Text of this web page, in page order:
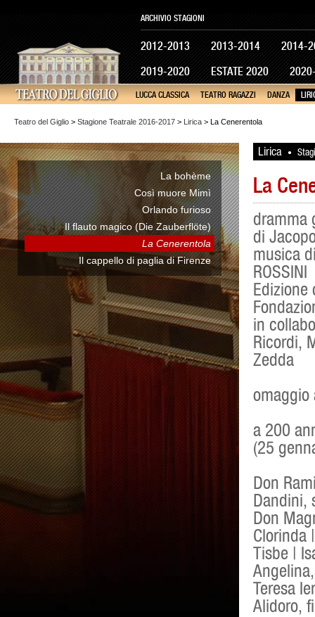
2012-2013 2013-2014
2014-
2019-2020
ESTATE 2020
ARCHIVIO STAGIONI
LUCCA CLASSICA TEATRO RAGAZZI DANZA
Teatro del Giglio > Stagione Teatrale 2016-2017 > Lirica > La Cenerentola
La bohème
Così muore Mimì
Orlando furioso
Il flauto magico (Die Zauberflöte)
La Cenerentola
Il cappello di paglia di Firenze
Lirica •
La
dramma
di
musica
ROSSINI
Edizione
in
Ricordi,
Zedda
omaggio
a 200
(25
Don
Dandini,
Don
Clorinda
Tisbe |
Teresa
Alidoro,